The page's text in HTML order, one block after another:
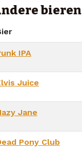
IPA
Juice
Jane
Pony Club